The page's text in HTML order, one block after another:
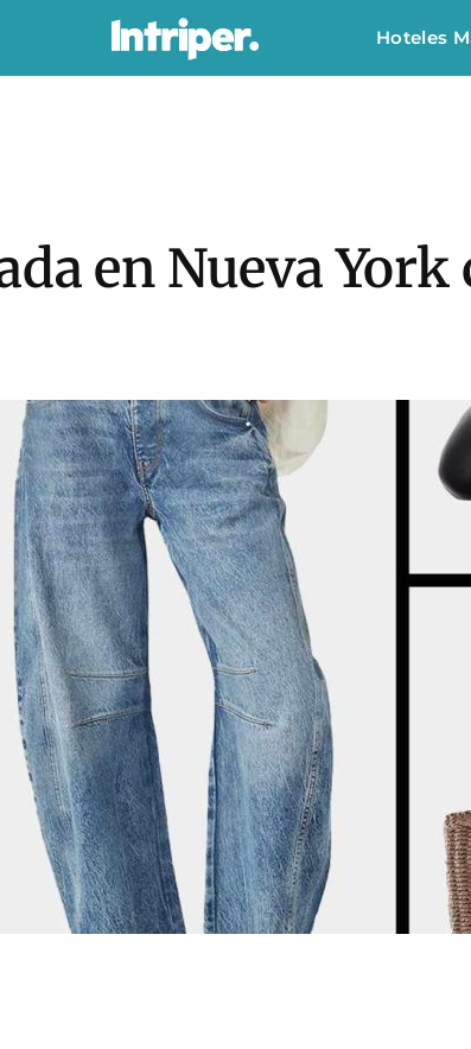
Hoteles
en Nueva